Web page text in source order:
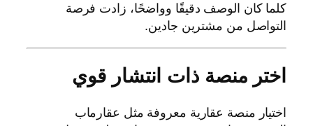
كلما كان الوصف دقيقًا وواضحًا، زادت فرصة
التواصل من مشترين جادين.
اختر منصة ذات انتشار قوي
اختيار منصة عقارية معروفة مثل عقارماب